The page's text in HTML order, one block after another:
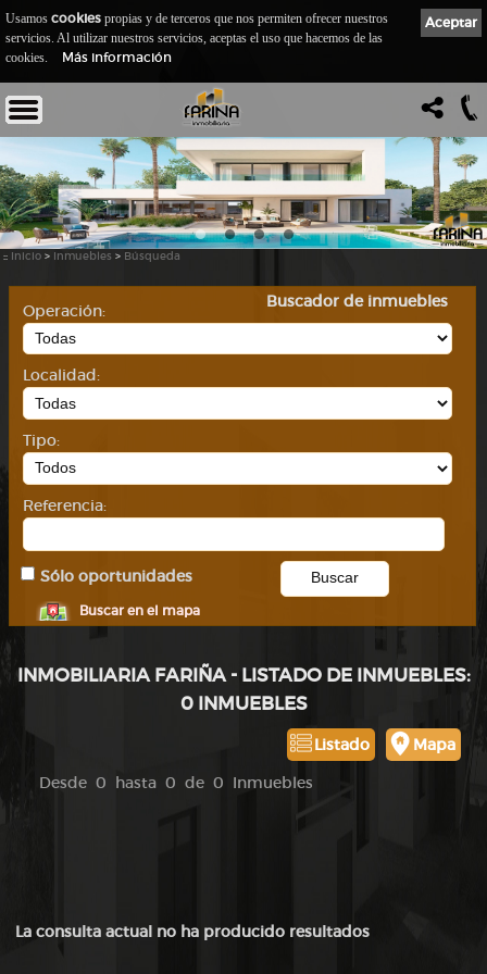
:: Inicio > Inmuebles > Búsqueda
Buscador de inmuebles
Operación:
Localidad:
Tipo:
Referencia:
Sólo oportunidades
Buscar en el mapa
INMOBILIARIA FARIÑA - LISTADO DE INMUEBLES:
0 INMUEBLES
Mapa
Listado
Desde 0 hasta 0 de 0 Inmuebles
La consulta actual no ha producido resultados
Aceptar
Usamos cookies propias y de terceros que nos permiten ofrecer nuestros
servicios. Al utilizar nuestros servicios, aceptas el uso que hacemos de las
cookies.
Más información